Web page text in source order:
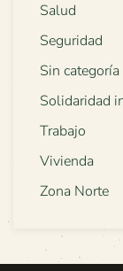
Salud
Seguridad
Sin categoría
Solidaridad
Trabajo
Vivienda
Zona Norte